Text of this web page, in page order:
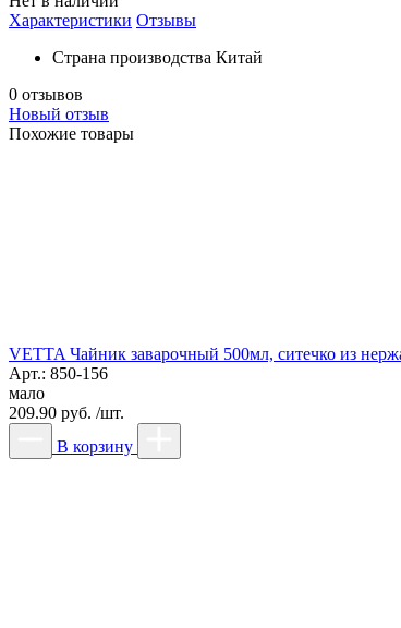
Характеристики Отзывы
Страна производства Китай
0 отзывов
Новый отзыв
Похожие товары
VETTA Чайник заварочный 500мл, ситечко из
Арт.: 850-156
мало
209.90 руб. /шт.
В корзину